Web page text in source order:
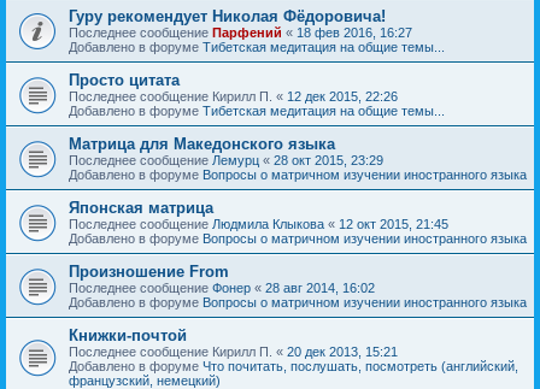
Гуру рекомендует Николая Фёдоровича!
Последнее сообщение Парфений « 18 фев 2016, 16:27
Добавлено в форуме Тибетская медитация на общие темы...
Просто цитата
Последнее сообщение Кирилл П. « 12 дек 2015, 22:26
Добавлено в форуме Тибетская медитация на общие темы...
Матрица для Македонского языка
Последнее сообщение Лемурц « 28 окт 2015, 23:29
Добавлено в форуме Вопросы о матричном изучении иностранного языка
Японская матрица
Последнее сообщение Людмила Клыкова « 12 окт 2015, 21:45
Добавлено в форуме Вопросы о матричном изучении иностранного языка
Произношение From
Последнее сообщение Фонер « 28 авг 2014, 16:02
Добавлено в форуме Вопросы о матричном изучении иностранного языка
Книжки-почтой
Последнее сообщение Кирилл П. « 20 дек 2013, 15:21
Добавлено в форуме Что почитать, послушать, посмотреть (английский,
французский, немецкий)